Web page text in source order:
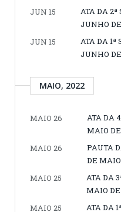
JUN 15
ATA DA 2ª
JUNHO
JUN 15
ATA DA 1ª
JUNHO
MAIO, 2022
MAIO 26
ATA DA
MAIO
MAIO 26
PAUTA
DE
MAIO 25
ATA DA
MAIO
MAIO 25
ATA DA